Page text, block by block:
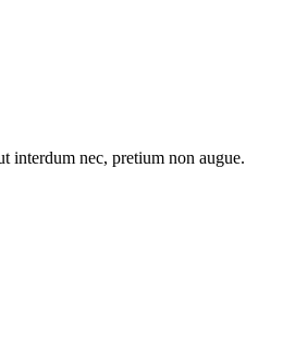
interdum nec, pretium non augue.